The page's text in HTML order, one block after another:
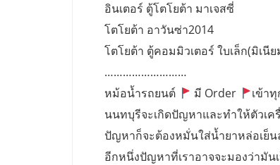
อินเตอร์ ตู้โตโยต้า มาเจสซี่
โตโยต้า อาวันซ่า2014
โตโยต้า ตู้คอมมิวเตอร์ ใบเล็ก(มิเนีย
………………………
หม้อน้ำรถยนต์
มี Order
เข้า
นนทบุรีจะเกิดปัญหาและทำให้ตัวเค
ปัญหาก็จะต้องหมั่นใส่น้ำยาหล่อเย็น
อีกหนึ่งปัญหาที่เราอาจจะมองว่ามั